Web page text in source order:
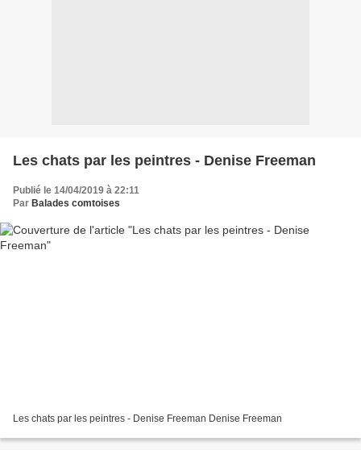
Les chats par les peintres - Denise Freeman
Publié le 14/04/2019 à 22:11
Par Balades comtoises
Les chats par les peintres - Denise Freeman Denise Freeman